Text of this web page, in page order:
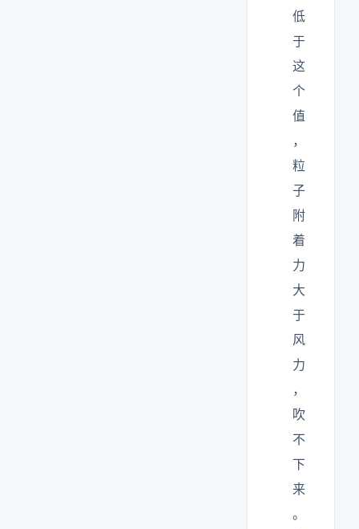
低
于
这
个
值
，
粒
子
附
着
力
大
于
风
力
，
吹
不
下
来
。